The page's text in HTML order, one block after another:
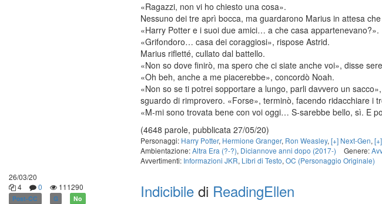
«Ragazzi, non vi ho chiesto una cosa».
Nessuno dei tre aprì bocca, ma guardarono Marius in attesa
«Harry Potter e i suoi due amici… a che casa appartenevano?».
«Grifondoro… casa dei coraggiosi», rispose Astrid.
Marius rifletté, cullato dal battello.
«Non so dove finirò, ma spero che ci siate anche voi», disse
«Oh beh, anche a me piacerebbe», concordò Noah.
«Non so se ti potrei sopportare a lungo, parli davvero un
sguardo di rimprovero. «Forse», terminò, facendo ridacchiare i
«M-mi sono trovata bene con voi oggi… S-sarebbe bello, sì. E
(4648 parole, pubblicata 27/05/20)
Personaggi: Harry Potter, Hermione Granger, Ron Weasley, [+] Next-Gen,
Ambientazione:Altra Era (?-?), Diciannove anni dopo (2017-) Genere:
Avvertimenti: Informazioni JKR, Libri di Testo, OC (Personaggio Originale)
26/03/20
4
0 111290
Post-CC G No Indicibile di ReadingEllen